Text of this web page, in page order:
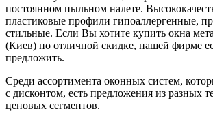
постоянном пыльном налете.
пластиковые профили гипоаллергенные,
стильные. Если Вы хотите купить окна
(Киев) по отличной скидке, нашей фирме
предложить.
Среди ассортимента оконных систем,
с дисконтом, есть предложения из разных
ценовых сегментов.